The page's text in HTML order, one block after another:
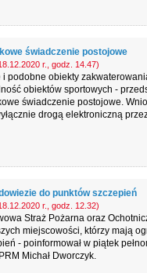
świadczenie postojowe
r., godz. 14.47)
i podobne obiekty
obiektów sportowych -
świadczenie postojowe.
drogą elektroniczną
do punktów szczepień
r., godz. 12.32)
Straż Pożarna oraz
miejscowości, którzy mają
- poinformował w piątek
Michał Dworczyk.